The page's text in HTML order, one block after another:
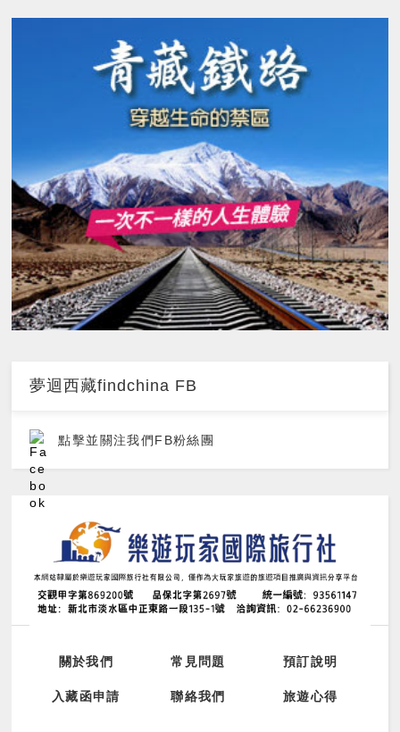
夢迴西藏findchina FB
點擊並關注我們FB粉絲團
關於我們 常見問題 預訂說明
入藏函申請 聯絡我們 旅遊心得